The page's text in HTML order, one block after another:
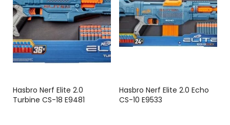
Hasbro Nerf Elite 2.0
Turbine CS-18 E9481
Hasbro Nerf Elite 2.0 Echo
CS-10 E9533